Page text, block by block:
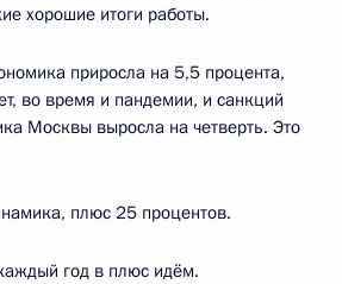
хорошие итоги работы.
приросла на 5,5 процента,
во время и пандемии, и санкций
Москвы выросла на четверть. Это
плюс 25 процентов.
год в плюс идём.